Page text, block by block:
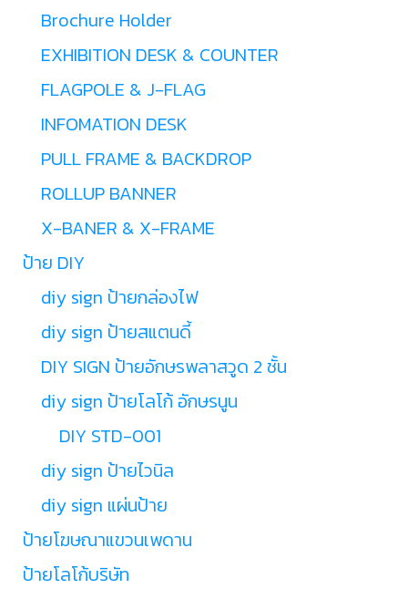
Brochure Holder
EXHIBITION DESK & COUNTER
FLAGPOLE & J-FLAG
INFOMATION DESK
PULL FRAME & BACKDROP
ROLLUP BANNER
X-BANER & X-FRAME
ป้าย DIY
diy sign ป้ายกล่องไฟ
diy sign ป้ายสแตนดี้
DIY SIGN ป้ายอักษรพลาสวูด 2 ชั้น
diy sign ป้ายโลโก้ อักษรนูน
DIY STD-001
diy sign ป้ายไวนิล
diy sign แผ่นป้าย
ป้ายโฆษณาแขวนเพดาน
ป้ายโลโก้บริษัท